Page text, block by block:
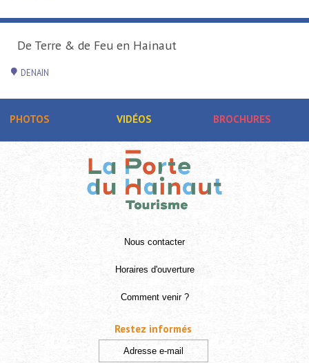
De Terre & de Feu en Hainaut
DENAIN
PHOTOS VIDÉOS BROCHURES
Nous contacter
Horaires d'ouverture
Comment venir ?
Restez informés